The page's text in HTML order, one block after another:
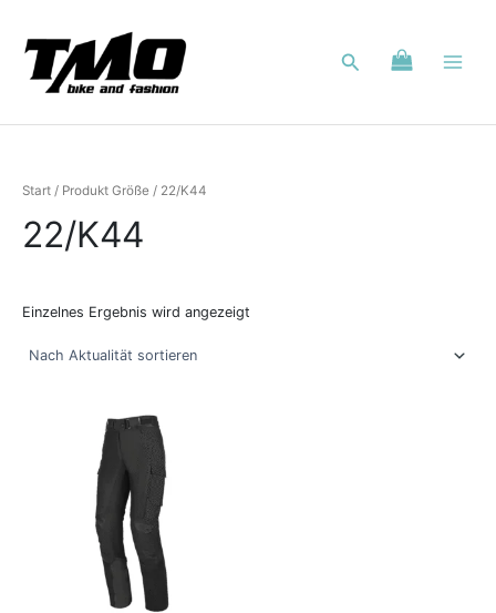
springen
Suchen
Start / Produkt Größe / 22/K44
22/K44
Einzelnes Ergebnis wird angezeigt